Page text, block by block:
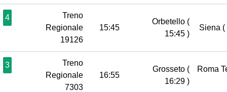
4
Treno
Regionale
19126
15:45
Orbetello (
15:45 )
Siena (
3
Treno
Regionale
7303
16:55
Grosseto (
16:29 )
Roma